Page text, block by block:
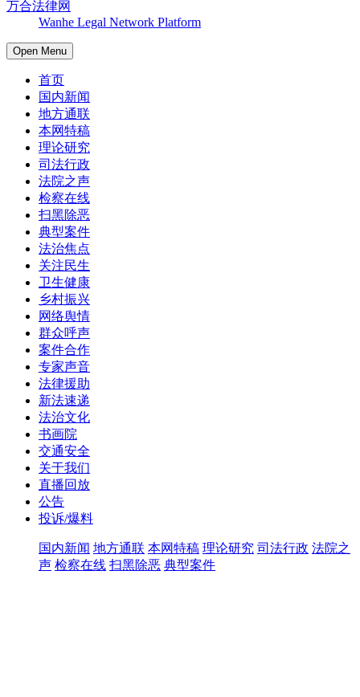
万合法律网
Wanhe Legal Network Platform
Open Menu
首页
国内新闻
地方通联
本网特稿
理论研究
司法行政
法院之声
检察在线
扫黑除恶
典型案件
法治焦点
关注民生
卫生健康
乡村振兴
网络舆情
群众呼声
案件合作
专家声音
法律援助
新法速递
法治文化
书画院
交通安全
关于我们
直播回放
公告
投诉/爆料
国内新闻 地方通联 本网特稿 理论研究 司法行政 法院之
声 检察在线 扫黑除恶 典型案件